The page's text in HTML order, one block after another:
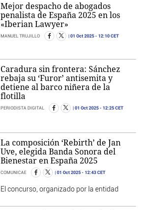
Mejor despacho de abogados
penalista de España 2025 en los
«Iberian Lawyer»
MANUEL TRUJILLO 01 Oct 2025 - 12:10 CET
Caradura sin frontera: Sánchez
rebaja su ‘Furor’ antisemita y
detiene al barco niñera de la
flotilla
PERIODISTA DIGITAL 01 Oct 2025 - 12:25 CET
La composición ‘Rebirth’ de Jan
Uve, elegida Banda Sonora del
Bienestar en España 2025
COMUNICAE 01 Oct 2025 - 12:43 CET
El concurso, organizado por la entidad